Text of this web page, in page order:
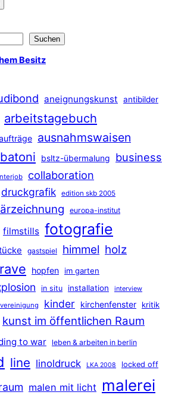
Suchen
Besitz
aneignungskunst antibilder
arbeitstagebuch
ausnahmswaisen
batoni bsltz-übermalung business
collaboration
druckgrafik edition skb 2005
europa-institut
filmstills fotografie
gastspiel himmel holz
hopfen im garten
in situ installation interview
kinder kirchenfenster kritik
kunst im öffentlichen Raum
to war leben & arbeiten in berlin
line linoldruck LKA 2008 locked off
malen mit licht malerei